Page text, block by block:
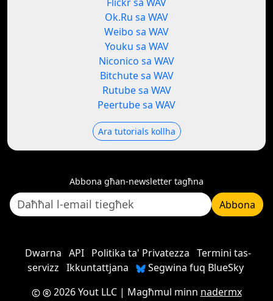
Ok.Ru sa WAV
Weibo sa WAV
Youku sa WAV
Niconico sa WAV
Bitchute sa WAV
Rutube sa WAV
Peertube sa WAV
Ara tutorials kollha
Abbona għan-newsletter tagħna
Abbona
Dwarna API Politika ta' Privatezza Termini tas-
servizz Ikkuntattjana
Segwina fuq BlueSky
2026 Yout LLC| Magħmul minn nadermx